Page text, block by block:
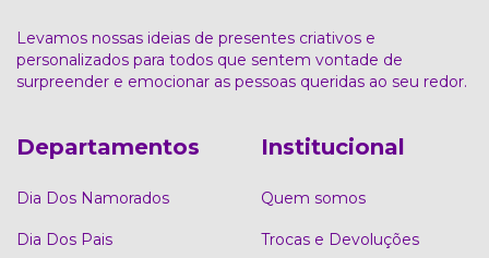
Levamos nossas ideias de presentes criativos e
personalizados para todos que sentem vontade de
surpreender e emocionar as pessoas queridas ao seu redor.
Departamentos
Dia Dos Namorados
Dia Dos Pais
Institucional
Quem somos
Trocas e Devoluções